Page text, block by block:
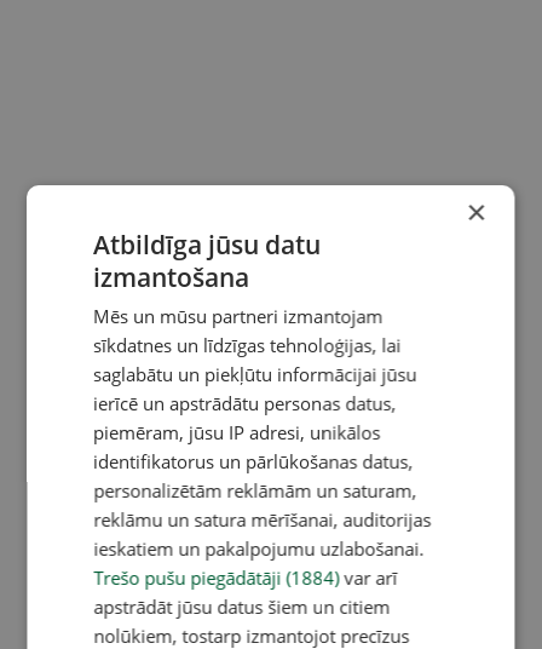
×
Atbildīga jūsu datu
izmantošana
Mēs un mūsu partneri izmantojam
sīkdatnes un līdzīgas tehnoloģijas, lai
saglabātu un piekļūtu informācijai jūsu
ierīcē un apstrādātu personas datus,
piemēram, jūsu IP adresi, unikālos
identifikatorus un pārlūkošanas datus,
personalizētām reklāmām un saturam,
reklāmu un satura mērīšanai, auditorijas
ieskatiem un pakalpojumu uzlabošanai.
Trešo pušu piegādātāji (1884)var arī
apstrādāt jūsu datus šiem un citiem
nolūkiem, tostarp izmantojot precīzus